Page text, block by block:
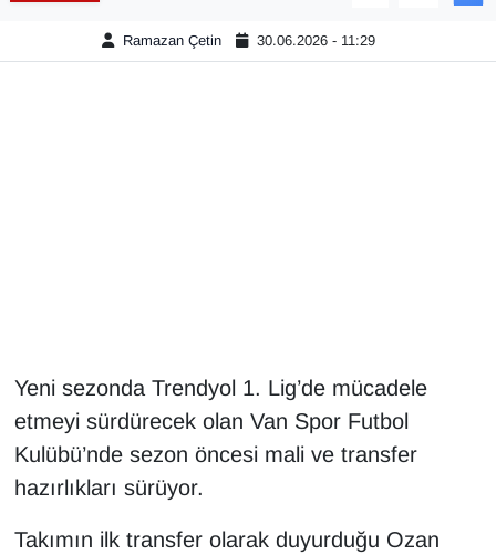
Ramazan Çetin 30.06.2026 - 11:29
Yeni sezonda Trendyol 1. Lig’de mücadele
etmeyi sürdürecek olan Van Spor Futbol
Kulübü’nde sezon öncesi mali ve transfer
hazırlıkları sürüyor.
Takımın ilk transfer olarak duyurduğu Ozan
En çok konuşulanlar
Kadın
Kamu Alımları
Kim Kimdir?